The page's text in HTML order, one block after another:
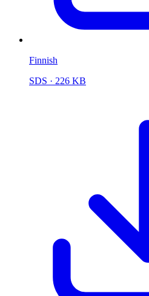
Finnish
SDS · 226 KB